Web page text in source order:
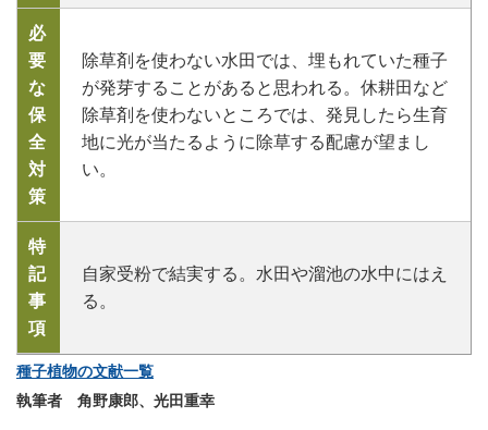
必
要
な
保
全
対
策
除草剤を使わない水田では、埋もれていた種子
が発芽することがあると思われる。休耕田など
除草剤を使わないところでは、発見したら生育
地に光が当たるように除草する配慮が望まし
い。
特
記
事
項
自家受粉で結実する。水田や溜池の水中にはえ
る。
種子植物の文献一覧
執筆者 角野康郎、光田重幸